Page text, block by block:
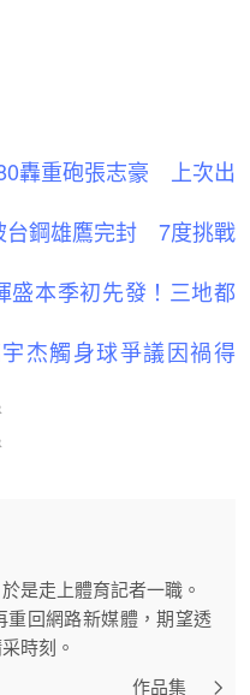
轟重砲張志豪 上次出
台鋼雄鷹完封 7度挑戰
盛本季初先發！三地都
杰觸身球爭議因禍得
是走上體育記者一職。
重回網路新媒體，期望透
時刻。
作品集